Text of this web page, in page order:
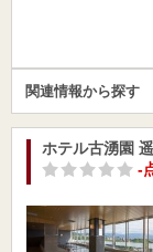
関連情報から探す
ホテル古湧園 遥
-